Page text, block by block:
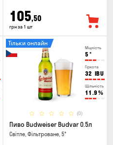
105,50
грн за 1 шт
Міцність
5 °
Гіркота
32 IBU
Щільність
11.9 %
(0)
Тільки онлайн
Пиво Budweiser Budvar 0.5л
Світле, Фільтроване, 5°